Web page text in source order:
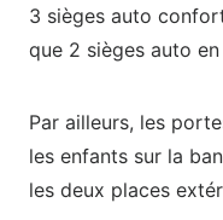
3 sièges auto
que 2 sièges auto
Par ailleurs, les
les enfants sur la
les deux places